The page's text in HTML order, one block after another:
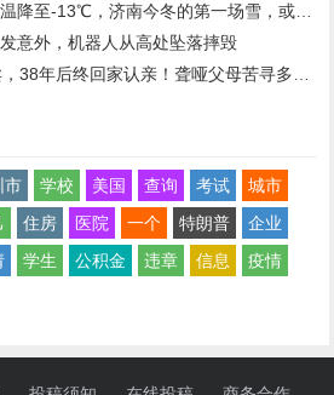
13℃，济南今冬的第一场雪，或跟去年同一时间！
意外，机器人从高处坠落摔毁
家认亲！聋哑父母苦寻多年，母亲已抱憾离世丨红星寻人
市 学校 美国 查询 考试
城市
住房 医院 一个 特朗普
企业
学生 公积金 违章 信息
疫情